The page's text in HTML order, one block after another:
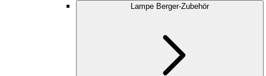
Lampe Berger-Zubehör